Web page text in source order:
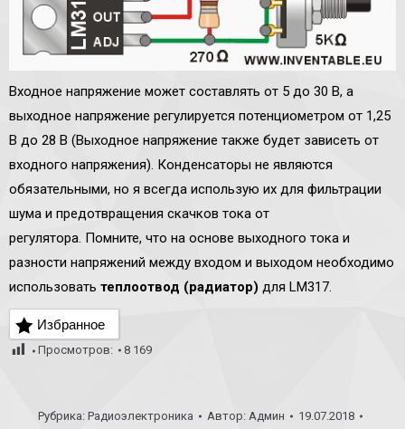
Входное напряжение может составлять от 5 до 30 В, а
выходное напряжение регулируется потенциометром от 1,25
В до 28 В (Выходное напряжение также будет зависеть от
входного напряжения). Конденсаторы не являются
обязательными, но я всегда использую их для фильтрации
шума и предотвращения скачков тока от
регулятора. Помните, что на основе выходного тока и
разности напряжений между входом и выходом необходимо
использовать теплоотвод (радиатор) для LM317.
Избранное
Просмотров: 8 169
Рубрика: Радиоэлектроника Автор: Админ
19.07.2018